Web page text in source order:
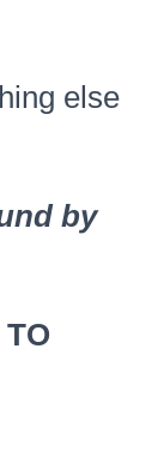
else
by